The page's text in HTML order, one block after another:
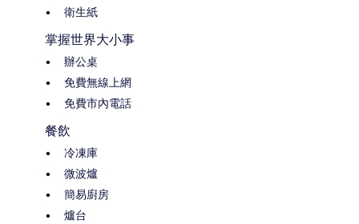
衛生紙
掌握世界大小事
辦公桌
免費無線上網
免費市內電話
餐飲
冷凍庫
微波爐
簡易廚房
爐台